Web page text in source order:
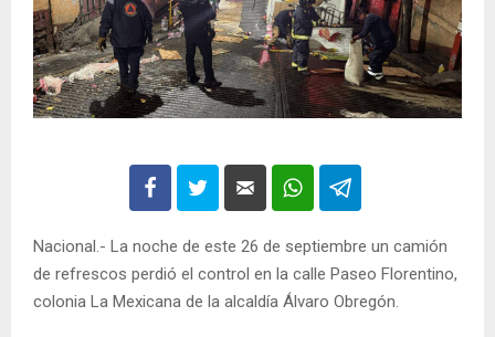
Nacional.- La noche de este 26 de septiembre un camión
de refrescos perdió el control en la calle Paseo Florentino,
colonia La Mexicana de la alcaldía Álvaro Obregón.